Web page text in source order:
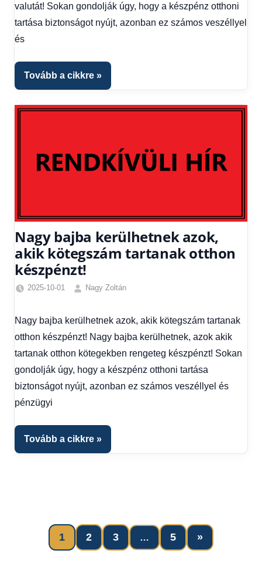
kézből
valutát! Sokan gondolják úgy, hogy a készpénz otthoni
tartása biztonságot nyújt, azonban ez számos veszéllyel
és
Tovább a cikkre
Nagy bajba kerülhetnek azok,
akik kötegszám tartanak otthon
készpénzt!
2025-10-01
Nagy Zoltán
hírek,
Gazdaság,
Hírek,
Hírek
kézből,
Nagy bajba kerülhetnek azok, akik kötegszám tartanak
otthon készpénzt! Nagy bajba kerülhetnek, azok akik
tartanak otthon kötegekben rengeteg készpénzt! Sokan
gondolják úgy, hogy a készpénz otthoni tartása
biztonságot nyújt, azonban ez számos veszéllyel és
pénzügyi
Tovább a cikkre
Bejegyzések
1 2 3 … 5
Next
Posts
»